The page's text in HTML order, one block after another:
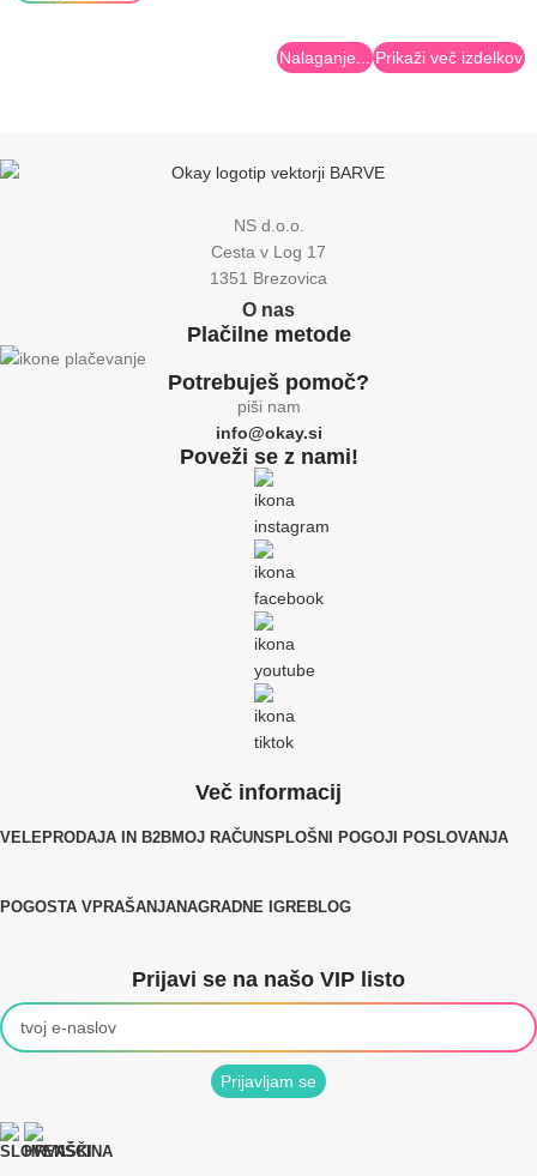
Prikaži več izdelkov
Nalaganje...
NS d.o.o.
Cesta v Log 17
1351 Brezovica
O nas
Plačilne metode
Potrebuješ pomoč?
piši nam
info@okay.si
Poveži se z nami!
Več informacij
VELEPRODAJA IN B2BMOJ RAČUNSPLOŠNI POGOJI POSLOVANJA
POGOSTA VPRAŠANJANAGRADNE IGREBLOG
Prijavi se na našo VIP listo
Prijavljam se